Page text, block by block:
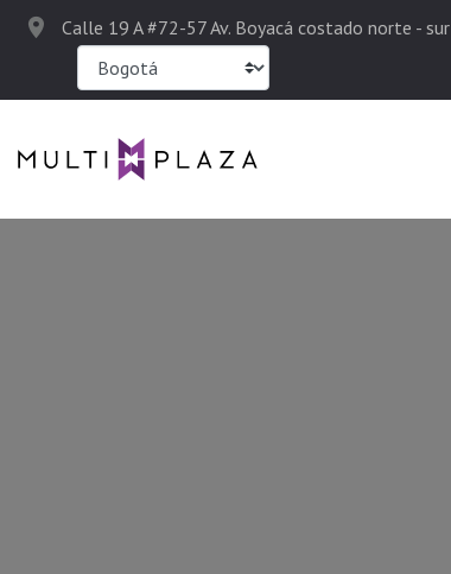
Calle 19 A #72-57 Av. Boyacá costado norte - sur